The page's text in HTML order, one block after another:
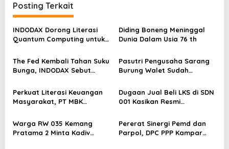
s
i
p
o
s
Posting Terkait
INDODAX Dorong Literasi
Quantum Computing untuk
Blockchain
Diding Boneng Meninggal
Dunia Dalam Usia 76 th
The Fed Kembali Tahan Suku
Bunga, INDODAX Sebut
Sentimen Pasar
Pasutri Pengusaha Sarang
Burung Walet Sudah
Pelapor Desak Polda Jambi
Segera Lakukan Penahanan
Perkuat Literasi Keuangan
Masyarakat, PT MBK
Karpet Masjid di Pakuhaji
Dugaan Jual Beli LKS di SDN
001 Kasikan Resmi
Kampar, Pemred – Pimum
Metroterkini.id Desak Usut
Kasus Ini
Warga RW 035 Kemang
Pratama 2 Minta Kadiv
Pererat Sinergi Pemd dan
Parpol, DPC PPP Kampar